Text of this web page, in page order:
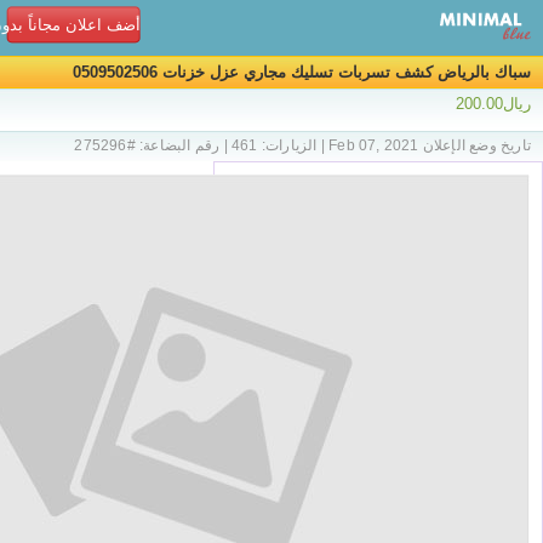
أضف اعلان مجاناً
سباك بالرياض كشف تسربات تسليك مجاري عزل خزنات 0509502506
ريال200.00
تاريخ وضع الإعلان Feb 07, 2021 | الزيارات: 461 | رقم البضاعة: #275296